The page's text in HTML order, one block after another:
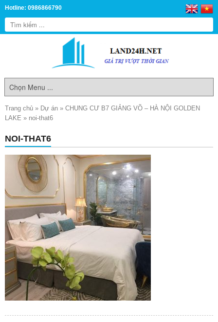
Hotline: 0986866790
Trang chủ » Dự án » CHUNG CƯ B7 GIẢNG VÕ – HÀ NỘI GOLDEN
LAKE » noi-that6
NOI-THAT6